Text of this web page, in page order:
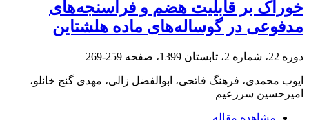
خوراک بر قابلیت هضم و فراسنجه‌های
مدفوعی در گوساله‌های ماده هلشتاین
دوره 22، شماره 2، تابستان 1399، صفحه 259-269
ایوب محمدی، فرهنگ فاتحی، ابوالفضل زالی، مهدی گنج خانلو،
امیرحسین سرزعیم
مشاهده مقاله